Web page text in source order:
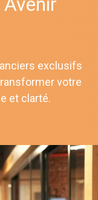
exclusifs
votre
et clarté.